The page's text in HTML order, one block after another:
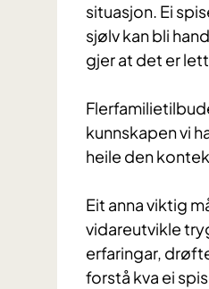
situasjon. Ei
sjølv kan bli
gjer at det er
kunnskapen vi
heile den
Eit anna viktig
vidareutvikle
erfaringar,
forstå kva ei